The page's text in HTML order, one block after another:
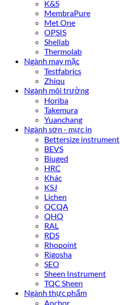
K&S
MembraPure
Met One
OPSIS
Shellab
Thermolab
Ngành may mặc
Testfabrics
Zhiqu
Ngành môi trường
Horiba
Takemura
Yuanchang
Ngành sơn - mực in
Bettersize instrument
BEVS
Biuged
HRC
Khác
KSJ
Lichen
QCQA
QHQ
RAL
RDS
Rhopoint
Rigosha
SEO
Sheen Instrument
TQC Sheen
Ngành thực phẩm
Anchor